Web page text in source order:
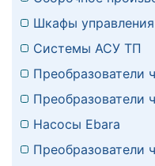
Шкафы управления
Системы АСУ ТП
Преобразователи
Преобразователи
Насосы Ebara
Преобразователи